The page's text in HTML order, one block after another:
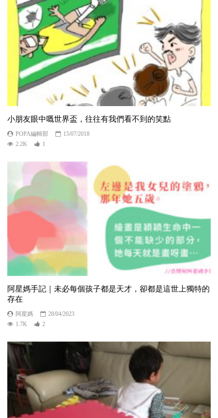
小朋友眼中嘅世界盃，往往有我們看不到的笑點
POPA編輯部
15/07/2018
2.2K
1
阿星媽手記｜未必每個孩子都是天才，卻都是這世上獨特的
存在
阿星媽
28/04/2023
1.7K
2